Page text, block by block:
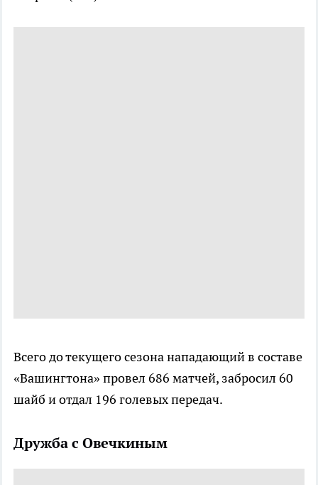
Всего до текущего сезона нападающий в составе
«Вашингтона» провел 686 матчей, забросил 60
шайб и отдал 196 голевых передач.
Дружба с Овечкиным